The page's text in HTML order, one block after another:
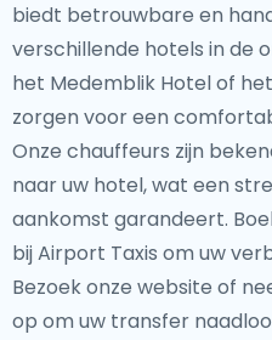
biedt betrouwbare en
verschillende hotels in de
het Medemblik Hotel of
zorgen voor een
Onze chauffeurs zijn
naar uw hotel, wat een
aankomst garandeert.
bij Airport Taxis om uw
Bezoek onze website of
op om uw transfer